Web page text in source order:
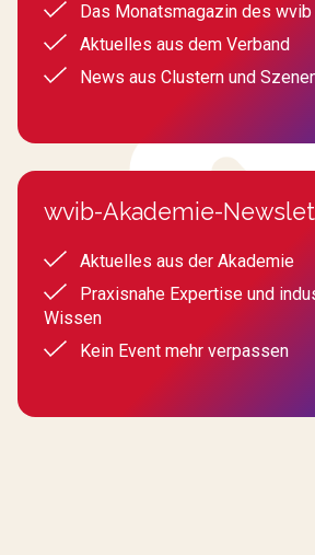
Das Monatsmagazin des wvib
Aktuelles aus dem Verband
News aus Clustern und
wvib-Akademie-
Aktuelles aus der Akademie
Praxisnahe Expertise und
Wissen
Kein Event mehr verpassen